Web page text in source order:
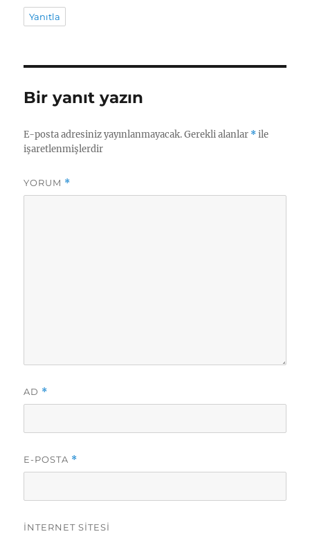
Yanıtla
Bir yanıt yazın
E-posta adresiniz yayınlanmayacak. Gerekli alanlar *ile
işaretlenmişlerdir
YORUM *
AD *
E-POSTA *
İNTERNET SITESI